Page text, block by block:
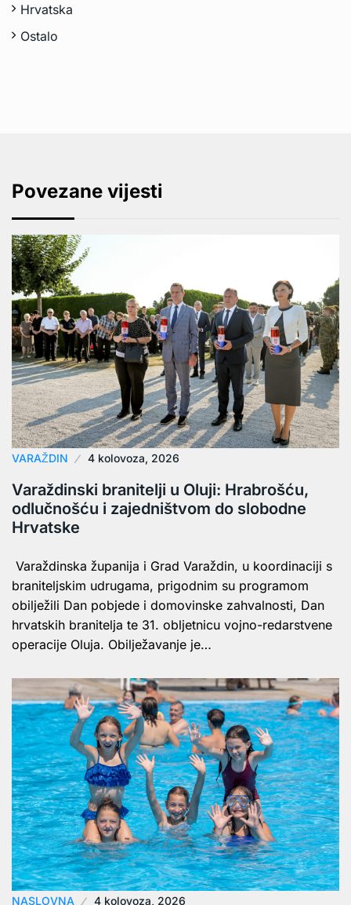
Hrvatska
Ostalo
Povezane vijesti
VARAŽDIN 4 kolovoza, 2026
Varaždinski branitelji u Oluji: Hrabrošću,
odlučnošću i zajedništvom do slobodne
Hrvatske
Varaždinska županija i Grad Varaždin, u koordinaciji s
braniteljskim udrugama, prigodnim su programom
obilježili Dan pobjede i domovinske zahvalnosti, Dan
hrvatskih branitelja te 31. obljetnicu vojno-redarstvene
operacije Oluja. Obilježavanje je…
NASLOVNA 4 kolovoza, 2026